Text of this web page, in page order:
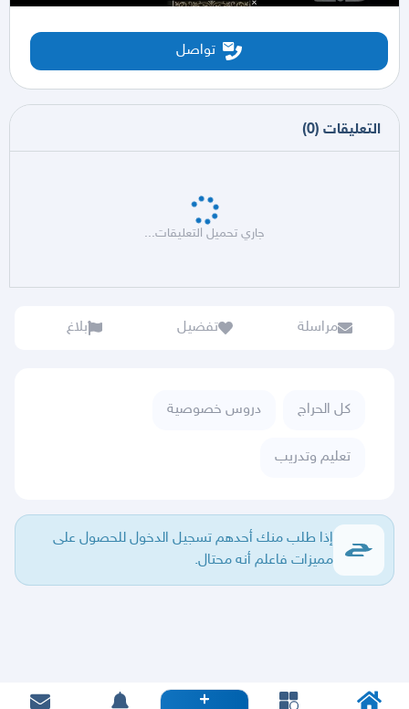
تواصل
التعليقات (
0
)
جاري تحميل التعليقات...
مراسلة تفضيل بلاغ
كل الحراج دروس خصوصية
تعليم وتدريب
إذا طلب منك أحدهم تسجيل الدخول للحصول على
مميزات فاعلم أنه محتال.